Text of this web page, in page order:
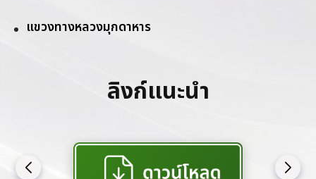
แขวงทางหลวงมุกดาหาร
ลิงก์แนะนำ